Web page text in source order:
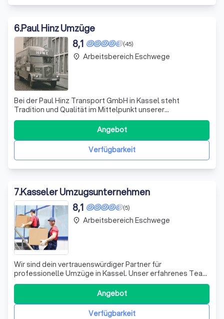
6.Paul Hinz Umzüge
(45)
8,1
Bei der Paul Hinz Transport GmbH in Kassel steht
Tradition und Qualität im Mittelpunkt unserer
Umzugsdienstleistungen. Seit 1923 bieten wir unseren
Kunden umfassende Unterstützung bei lokalen,
nationalen und internationalen Umzügen. Unser
erfahrenes Team setzt sich mit Leidenschaft und
Verfügbarkeit
Angebot
place Arbeitsbereich Eschwege
7.Kasseler Umzugsunternehmen
(5)
8,1
Wir sind dein vertrauenswürdiger Partner für
professionelle Umzüge in Kassel. Unser erfahrenes Team
bietet dir einen umfassenden Service, der deinen Umzug
so stressfrei und effizient wie möglich gestaltet. Egal, ob
es sich um einen Privatumzug, einen Firmenumzug oder
spezielle Umzugsdienste wie Seni
Verfügbarkeit
Angebot
place Arbeitsbereich Eschwege